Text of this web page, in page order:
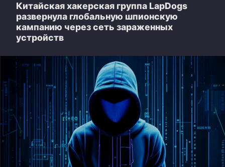
Китайская хакерская группа LapDogs
развернула глобальную шпионскую
кампанию через сеть зараженных
устройств